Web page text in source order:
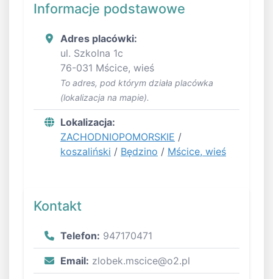
Informacje podstawowe
Adres placówki:
ul. Szkolna 1c
76-031 Mścice, wieś
To adres, pod którym działa placówka
(lokalizacja na mapie).
Lokalizacja:
ZACHODNIOPOMORSKIE /
koszaliński / Będzino / Mścice, wieś
Kontakt
Telefon: 947170471
Email: zlobek.mscice@o2.pl